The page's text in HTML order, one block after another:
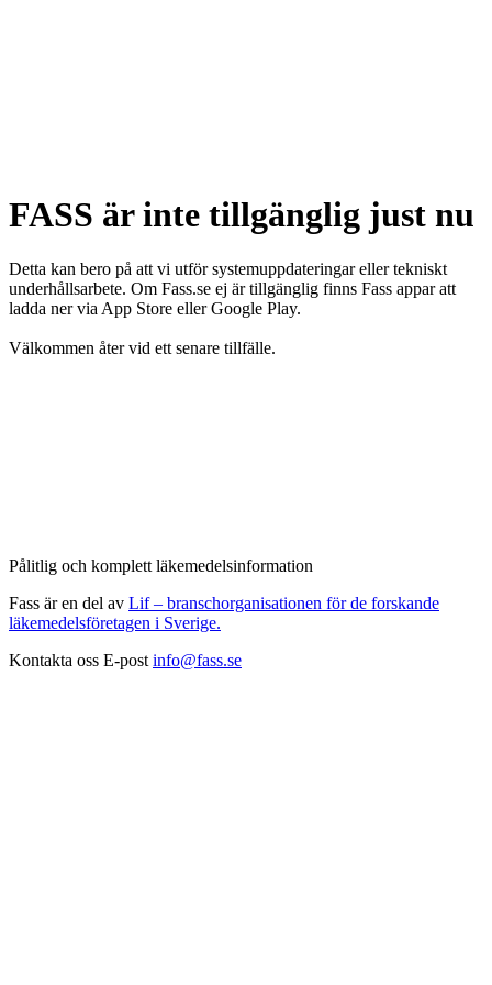
FASS är inte tillgänglig just nu
Detta kan bero på att vi utför systemuppdateringar eller tekniskt
underhållsarbete. Om Fass.se ej är tillgänglig finns Fass appar att
ladda ner via App Store eller Google Play.
Välkommen åter vid ett senare tillfälle.
Pålitlig och komplett läkemedelsinformation
Fass är en del av Lif – branschorganisationen för de forskande
läkemedelsföretagen i Sverige.
Kontakta oss E-post info@fass.se